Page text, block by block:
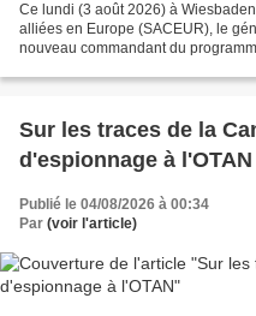
Ce lundi (3 août 2026) à
alliées en Europe (SACEUR), le
nouveau commandant du
Sur les traces de la
d'espionnage à l'OTAN
Publié le 04/08/2026 à 00:34
Par (voir l'article)